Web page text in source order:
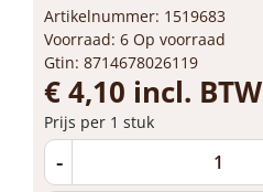
Artikelnummer: 1519683
Voorraad: 6 Op voorraad
Gtin: 8714678026119
€ 4,10 incl. BTW
Prijs per 1 stuk
-